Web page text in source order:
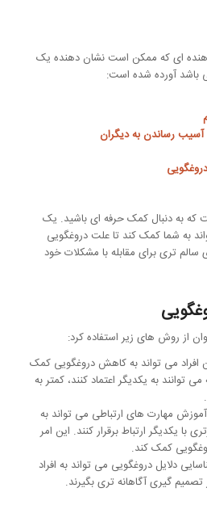
ای که ممکن است نشان دهنده یک
باشد آورده شده است:
آسیب رساندن به دیگران
که به دنبال کمک حرفه ای باشید. یک
به شما کمک کند تا علت دروغگویی
سالم تری برای مقابله با مشکلات خود
از روش های زیر استفاده کرد:
افراد می تواند به کاهش دروغگویی کمک
توانند به یکدیگر اعتماد کنند، کمتر به
آموزش مهارت های ارتباطی می تواند به
با یکدیگر ارتباط برقرار کنند. این امر
کمک کند.
دلایل دروغگویی می تواند به افراد
گیری آگاهانه تری بگیرند.